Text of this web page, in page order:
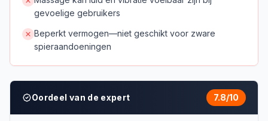
gevoelige gebruikers
Beperkt vermogen—niet geschikt voor zware
spieraandoeningen
Oordeel van de expert 7.8/10